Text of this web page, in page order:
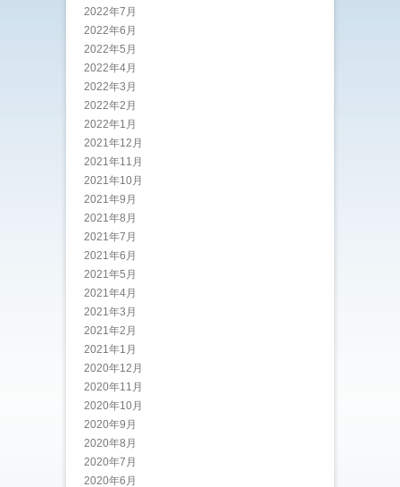
2022年7月
2022年6月
2022年5月
2022年4月
2022年3月
2022年2月
2022年1月
2021年12月
2021年11月
2021年10月
2021年9月
2021年8月
2021年7月
2021年6月
2021年5月
2021年4月
2021年3月
2021年2月
2021年1月
2020年12月
2020年11月
2020年10月
2020年9月
2020年8月
2020年7月
2020年6月